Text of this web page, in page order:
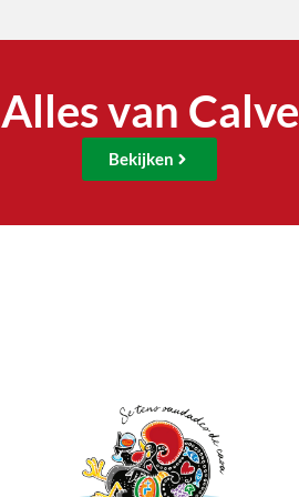
Alles van Calve
Bekijken